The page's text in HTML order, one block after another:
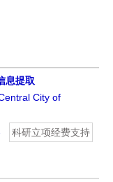
息提取
City of
科研立项经费支持